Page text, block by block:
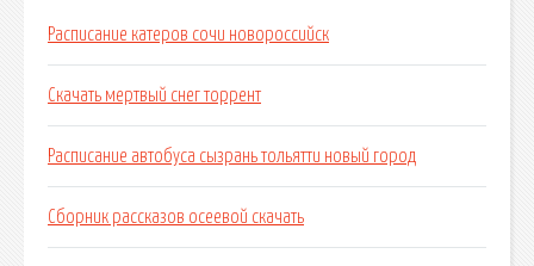
Расписание катеров сочи новороссийск
Скачать мертвый снег торрент
Расписание автобуса сызрань тольятти новый город
Сборник рассказов осеевой скачать